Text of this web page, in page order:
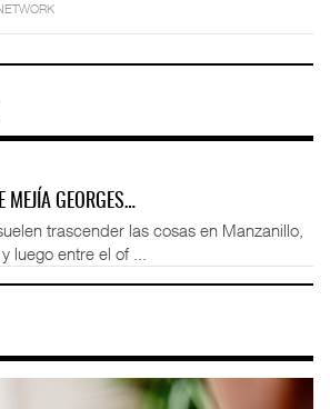
MEJÍA GEORGES…
trascender las cosas en Manzanillo,
luego entre el of ...